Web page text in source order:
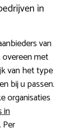
in
van
met
van het type
bij u passen.
organisaties
in